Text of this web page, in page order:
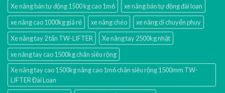
Xe nâng bán tự động 1500 kg cao 1m6
xe nâng bán tự động đài loan
xe nâng cao 1000kg giá rẻ
xe nâng chéo
xe nâng di chuyển phuy
Xe nâng tay 2 tấn TW-LIFTER
Xe nâng tay 2500kg nhật
xe nâng tay cao 1500kg chân siêu rộng
Xe nâng tay cao 1500kg nâng cao 1m6 chân siêu rộng 1500mm TW-
LIFTER Đài Loan